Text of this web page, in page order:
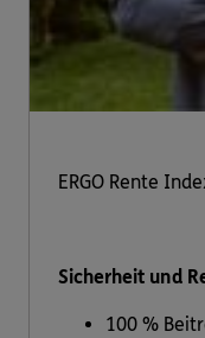
ERGO Rente
Sicherheit und
100 %